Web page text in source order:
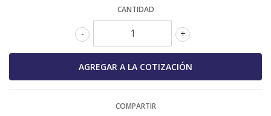
CANTIDAD
+
-
COMPARTIR